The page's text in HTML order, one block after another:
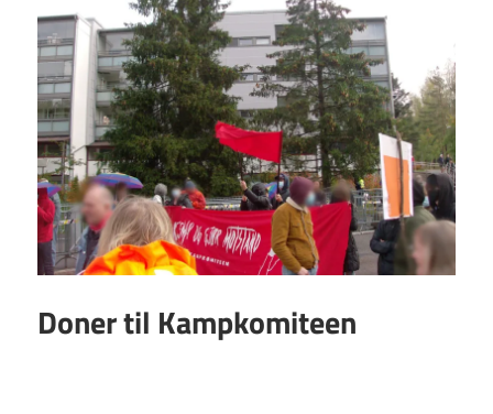
Doner til Kampkomiteen